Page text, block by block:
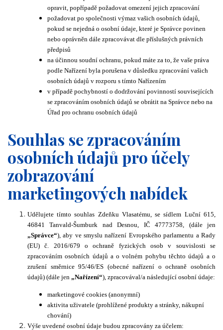
opravit, popřípadě požadovat omezení jejich zpracování
požadovat po společnosti výmaz vašich osobních údajů,
pokud se nejedná o osobní údaje, které je Správce povinen
nebo oprávněn dále zpracovávat dle příslušných právních
předpisů
na účinnou soudní ochranu, pokud máte za to, že vaše práva
podle Nařízení byla porušena v důsledku zpracování vašich
osobních údajů v rozporu s tímto Nařízením
v případě pochybností o dodržování povinností souvisejících
se zpracováním osobních údajů se obrátit na Správce nebo na
Úřad pro ochranu osobních údajů
Souhlas se zpracováním
osobních údajů pro účely
zobrazování
marketingových nabídek
Udělujete tímto souhlas Zdeňku Vlasatému, se sídlem Luční 615,
46841 Tanvald-Šumburk nad Desnou, IČ 47773758, (dále jen
„Správce“), aby ve smyslu nařízení Evropského parlamentu a Rady
(EU) č. 2016/679 o ochraně fyzických osob v souvislosti se
zpracováním osobních údajů a o volném pohybu těchto údajů a o
zrušení směrnice 95/46/ES (obecné nařízení o ochraně osobních
údajů) (dále jen „Nařízení“), zpracovával/a následující osobní údaje:
marketingové cookies (anonymní)
aktivita uživatele (prohlížené produkty a stránky, nákupní
chování)
Výše uvedené osobní údaje budou zpracovány za účelem: